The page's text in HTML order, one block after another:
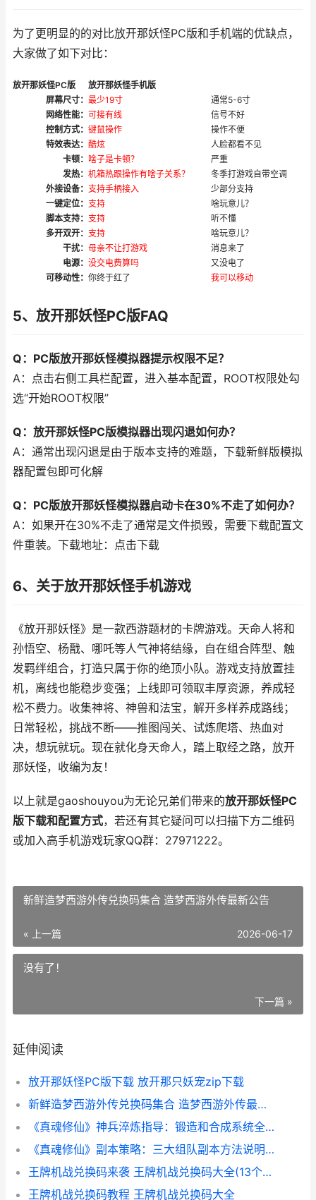
为了更明显的的对比放开那妖怪PC版和手机端的优缺点，
大家做了如下对比：
放开那妖怪PC版
放开那妖怪手机版
屏幕尺寸： 最少19寸
通常5-6寸
网络性能： 可接有线
信号不好
控制方式： 键鼠操作
操作不便
特效表达： 酷炫
人脸都看不见
卡顿： 啥子是卡顿？
严重
发热： 机箱热跟操作有啥子关系？
冬季打游戏自带空调
外接设备： 支持手柄接入
少部分支持
一键定位： 支持
啥玩意儿？
脚本支持： 支持
听不懂
多开双开： 支持
啥玩意儿？
干扰： 母亲不让打游戏
消息来了
电源： 没交电费算吗
又没电了
可移动性： 你终于红了 我可以移动
5、放开那妖怪PC版FAQ
Q：PC版放开那妖怪模拟器提示权限不足？
A：点击右侧工具栏配置，进入基本配置，ROOT权限处勾
选“开始ROOT权限”
Q：放开那妖怪PC版模拟器出现闪退如何办？
A：通常出现闪退是由于版本支持的难题，下载新鲜版模拟
器配置包即可化解
Q：PC版放开那妖怪模拟器启动卡在30%不走了如何办？
A：如果开在30%不走了通常是文件损毁，需要下载配置文
件重装。下载地址：点击下载
6、关于放开那妖怪手机游戏
《放开那妖怪》是一款西游题材的卡牌游戏。天命人将和
孙悟空、杨戬、哪吒等人气神将结缘，自在组合阵型、触
发羁绊组合，打造只属于你的绝顶小队。游戏支持放置挂
机，离线也能稳步变强；上线即可领取丰厚资源，养成轻
松不费力。收集神将、神兽和法宝，解开多样养成路线；
日常轻松，挑战不断——推图闯关、试炼爬塔、热血对
决，想玩就玩。现在就化身天命人，踏上取经之路，放开
那妖怪，收编为友！
以上就是gaoshouyou为无论兄弟们带来的放开那妖怪PC
版下载和配置方式，若还有其它疑问可以扫描下方二维码
或加入高手机游戏玩家QQ群：27971222。
新鲜造梦西游外传兑换码集合 造梦西游外传最新公告
« 上一篇 2026-06-17
没有了！
下一篇 »
延伸阅读
放开那妖怪PC版下载 放开那只妖宠zip下载
新鲜造梦西游外传兑换码集合 造梦西游外传最新公告
《真魂修仙》神兵淬炼指导：锻造和合成系统全解析 真魂真魄
《真魂修仙》副本策略：三大组队副本方法说明 《真魂修仙》副本攻略
王牌机战兑换码来袭 王牌机战兑换码大全(13个可用礼包码)
王牌机战兑换码教程 王牌机战兑换码大全